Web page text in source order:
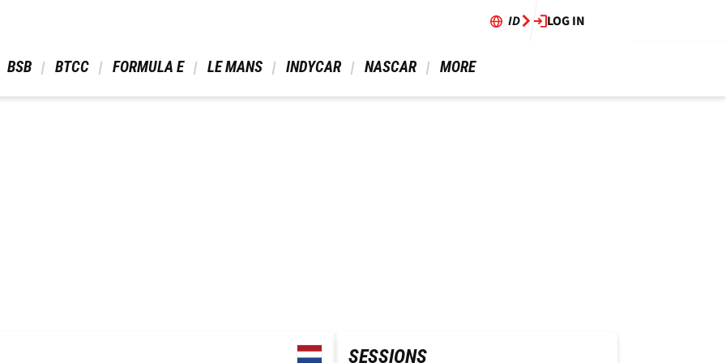
ID LOG IN
BSB BTCC FORMULA E LE MANS INDYCAR NASCAR MORE
SESSIONS